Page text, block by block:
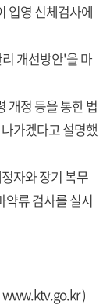
입영 신체검사에
개선방안'을 마
개정 등을 통한 법
가겠다고 설명했
자와 장기 복무
약류 검사를 실시
www.ktv.go.kr)